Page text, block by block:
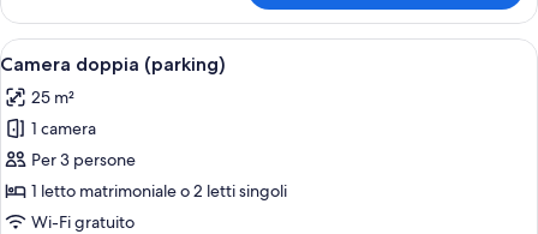
airport
transfer)
doppia
(with
sofabed
free
airport
transfer)
Apri
tutte
le
foto
per
Camera
doppia
Una moderna camera d'hotel con
8
Camera doppia (parking)
25 m²
1 camera
Per 3 persone
1 letto matrimoniale o 2 letti singoli
Wi-Fi gratuito